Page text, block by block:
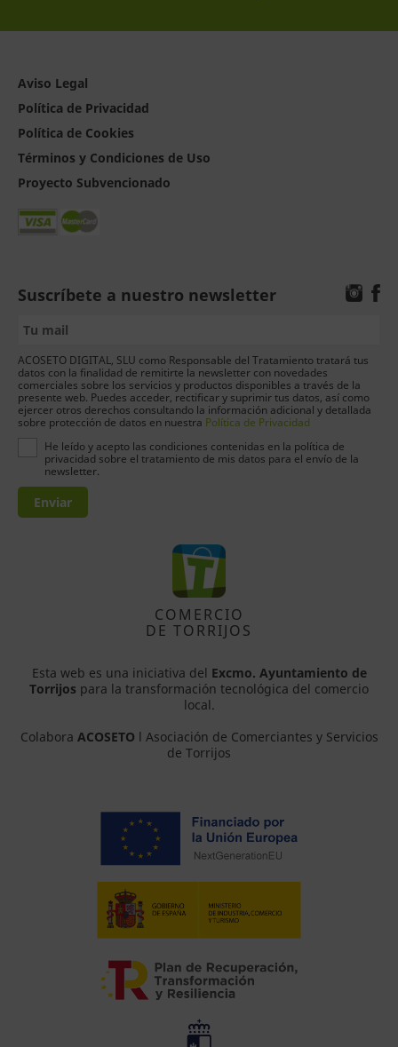
Aviso Legal
Política de Privacidad
Política de Cookies
Términos y Condiciones de Uso
Proyecto Subvencionado
Suscríbete a nuestro newsletter
ACOSETO DIGITAL, SLU como Responsable del Tratamiento tratará tus
datos con la finalidad de remitirte la newsletter con novedades
comerciales sobre los servicios y productos disponibles a través de la
presente web. Puedes acceder, rectificar y suprimir tus datos, así como
ejercer otros derechos consultando la información adicional y detallada
sobre protección de datos en nuestra Política de Privacidad
He leído y acepto las condiciones contenidas en la política de
privacidad sobre el tratamiento de mis datos para el envío de la
newsletter.
Enviar
COMERCIO
DE TORRIJOS
Esta web es una iniciativa del Excmo. Ayuntamiento de
Torrijos para la transformación tecnológica del comercio
local.
Colabora ACOSETO l Asociación de Comerciantes y Servicios
de Torrijos